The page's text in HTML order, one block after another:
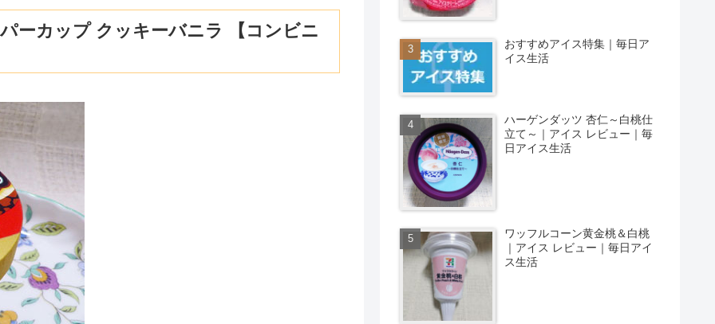
ーカップ クッキーバニラ 【コンビニ
おすすめアイス特集｜毎日ア
イス生活
ハーゲンダッツ 杏仁～白桃仕
立て～｜アイス レビュー｜毎
日アイス生活
ワッフルコーン黄金桃＆白桃
｜アイス レビュー｜毎日アイ
ス生活